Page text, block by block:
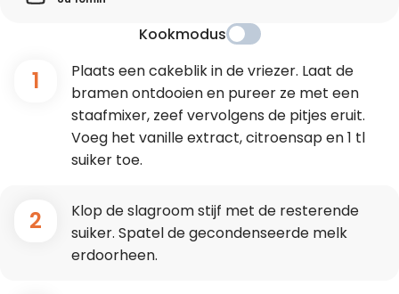
Kookmodus
1
Plaats een cakeblik in de vriezer. Laat de
bramen ontdooien en pureer ze met een
staafmixer, zeef vervolgens de pitjes eruit.
Voeg het vanille extract, citroensap en 1 tl
suiker toe.
2
Klop de slagroom stijf met de resterende
suiker. Spatel de gecondenseerde melk
erdoorheen.